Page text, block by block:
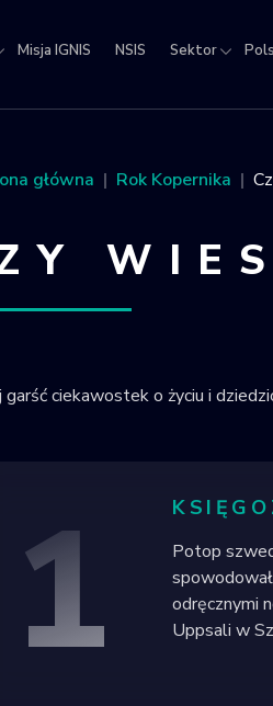
Misja IGNIS NSIS Sektor
główna Rok Kopernika
garść ciekawostek o życiu i
1
Potop
odręcznymi
Uppsali w